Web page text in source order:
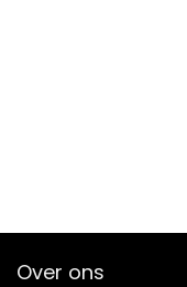
Over ons